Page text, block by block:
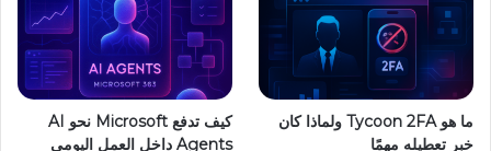
ما هو Tycoon 2FA ولماذا كان
خبر تعطيله مهمًا
كيف تدفع Microsoft نحو AI
Agents داخل العمل اليومي